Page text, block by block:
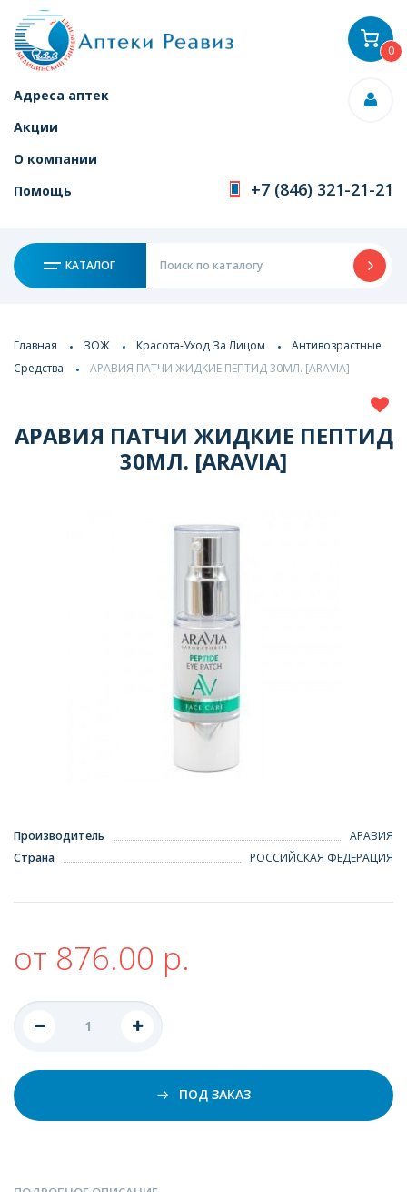
Адреса аптек
Акции
О компании
Помощь
+7 (846) 321-21-21
КАТАЛОГ
0
Главная ЗОЖ Красота-Уход За Лицом
Антивозрастные
Средства
АРАВИЯ ПАТЧИ ЖИДКИЕ ПЕПТИД 30МЛ. [ARAVIA]
АРАВИЯ ПАТЧИ ЖИДКИЕ ПЕПТИД
30МЛ. [ARAVIA]
Производитель
АРАВИЯ
Страна
РОССИЙСКАЯ ФЕДЕРАЦИЯ
от 876.00 р.
ПОД ЗАКАЗ